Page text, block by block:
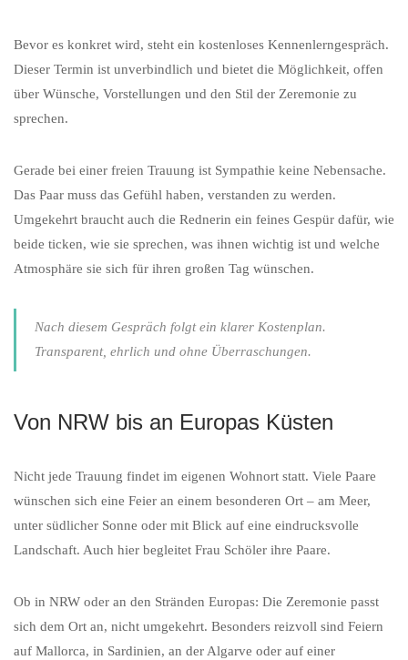
Bevor es konkret wird, steht ein kostenloses Kennenlerngespräch.
Dieser Termin ist unverbindlich und bietet die Möglichkeit, offen
über Wünsche, Vorstellungen und den Stil der Zeremonie zu
sprechen.
Gerade bei einer freien Trauung ist Sympathie keine Nebensache.
Das Paar muss das Gefühl haben, verstanden zu werden.
Umgekehrt braucht auch die Rednerin ein feines Gespür dafür, wie
beide ticken, wie sie sprechen, was ihnen wichtig ist und welche
Atmosphäre sie sich für ihren großen Tag wünschen.
Nach diesem Gespräch folgt ein klarer Kostenplan.
Transparent, ehrlich und ohne Überraschungen.
Von NRW bis an Europas Küsten
Nicht jede Trauung findet im eigenen Wohnort statt. Viele Paare
wünschen sich eine Feier an einem besonderen Ort – am Meer,
unter südlicher Sonne oder mit Blick auf eine eindrucksvolle
Landschaft. Auch hier begleitet Frau Schöler ihre Paare.
Ob in NRW oder an den Stränden Europas: Die Zeremonie passt
sich dem Ort an, nicht umgekehrt. Besonders reizvoll sind Feiern
auf Mallorca, in Sardinien, an der Algarve oder auf einer